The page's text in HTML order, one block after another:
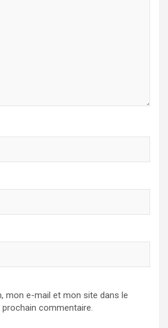
mon e-mail et mon site dans le
commentaire.